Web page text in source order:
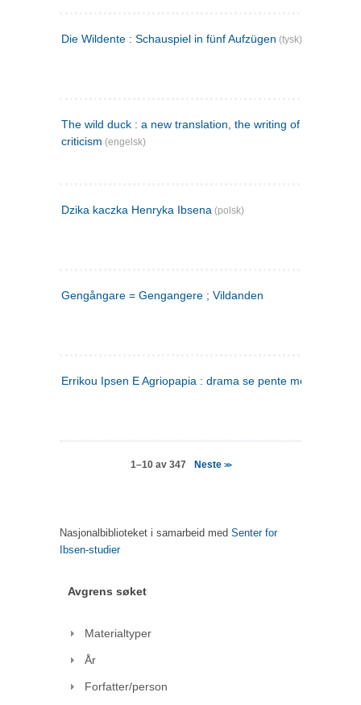
Die Wildente : Schauspiel in fünf Aufzügen (tysk)
The wild duck : a new translation, the writing of the play,
criticism (engelsk)
Dzika kaczka Henryka Ibsena (polsk)
Gengångare = Gengangere ; Vildanden
Errikou Ipsen E Agriopapia : drama se pente mere
1–10 av 347 Neste >>
Nasjonalbiblioteket i samarbeid med Senter for
Ibsen-studier
Avgrens søket
Materialtyper
År
Forfatter/person